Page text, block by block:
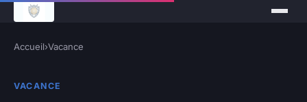
Accueil›Vacance
VACANCE